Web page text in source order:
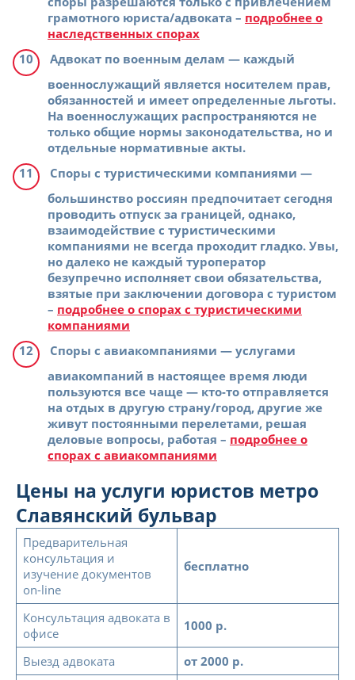
грамотного юриста/адвоката – подробнее о
наследственных спорах
Адвокат по военным делам — каждый
военнослужащий является носителем прав,
обязанностей и имеет определенные льготы.
На военнослужащих распространяются не
только общие нормы законодательства, но и
отдельные нормативные акты.
Споры с туристическими компаниями —
большинство россиян предпочитает сегодня
проводить отпуск за границей, однако,
взаимодействие с туристическими
компаниями не всегда проходит гладко. Увы,
но далеко не каждый туроператор
безупречно исполняет свои обязательства,
взятые при заключении договора с туристом
– подробнее о спорах с туристическими
компаниями
Споры с авиакомпаниями — услугами
авиакомпаний в настоящее время люди
пользуются все чаще — кто-то отправляется
на отдых в другую страну/город, другие же
живут постоянными перелетами, решая
деловые вопросы, работая – подробнее о
спорах с авиакомпаниями
Цены на услуги юристов метро
Славянский бульвар
Предварительная
консультация и
изучение документов
on-line
бесплатно
Консультация адвоката в
офисе
1000 р.
Выезд адвоката
от 2000 р.